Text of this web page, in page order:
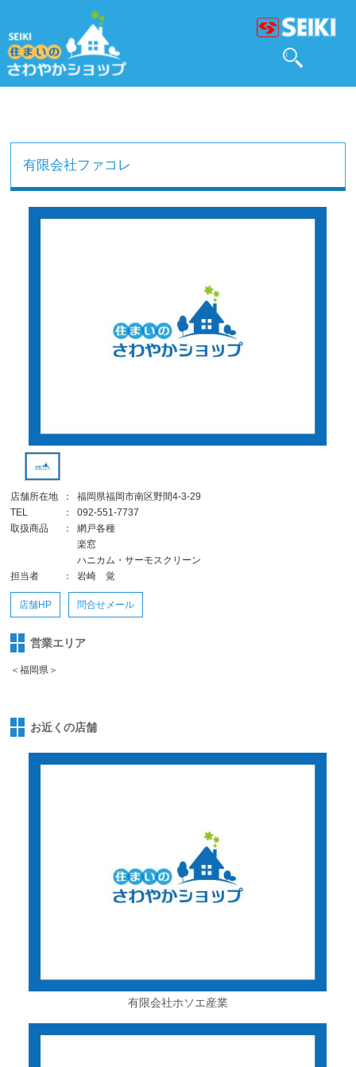
有限会社ファコレ
店舗所在地 ：
福岡県福岡市南区野間4-3-29
TEL
：
092-551-7737
取扱商品
：
網戸各種
楽窓
ハニカム・サーモスクリーン
担当者
： 岩崎 覚
店舗HP 問合せメール
営業エリア
＜福岡県＞
お近くの店舗
有限会社ホソエ産業